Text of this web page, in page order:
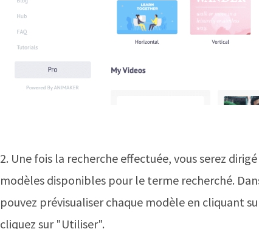
2. Une fois la recherche effectuée, vous serez
modèles disponibles pour le terme recherché.
pouvez prévisualiser chaque modèle en cliquant
cliquez sur "Utiliser".